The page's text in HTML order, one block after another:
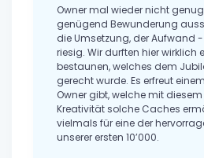
Owner mal wieder nicht
genügend Bewunderung
die Umsetzung, der Aufwand
riesig. Wir durften hier wirklich
bestaunen, welches dem
gerecht wurde. Es erfreut
Owner gibt, welche mit
Kreativität solche Caches
vielmals für eine der
unserer ersten 10’000.